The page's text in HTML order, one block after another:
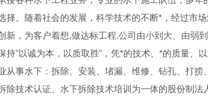
择。随着社会的发展，科学技术的不断*，经过市
新，为客户着想,做达标工程.公司由小到大、由弱
持"以诚为本，以质取胜"，凭*的技术、*的质量、
从事水下：拆除、安装、堵漏、维修、钻孔、打
除技术认证、水下拆除技术培训为一体的股份制法